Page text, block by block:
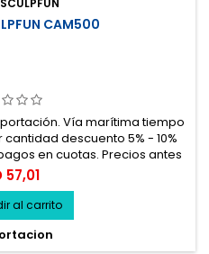
SCULPFUN
CAM500
Vía marítima tiempo
descuento 5% - 10%
en cuotas. Precios antes
100% seguro.
57,01
al carrito